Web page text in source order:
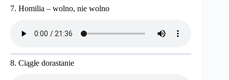
7. Homilia – wolno, nie wolno
8. Ciągłe dorastanie